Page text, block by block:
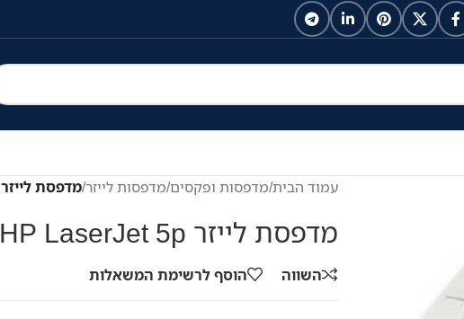
עמוד הבית/מדפסות ופקסים/מדפסות לייזר/מדפסת לייזר HP LaserJet 5p
מדפסת לייזר HP LaserJet 5p
השווה הוסף לרשימת המשאלות